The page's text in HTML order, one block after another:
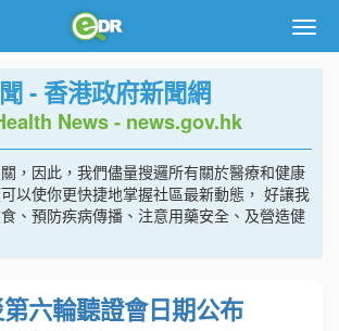
- 香港政府新聞網
News - news.gov.hk
，因此，我們儘量搜邏所有關於醫療和健康
以使你更快捷地掌握社區最新動態， 好讓我
、預防疾病傳播、注意用藥安全、及營造健
六輪聽證會日期公布